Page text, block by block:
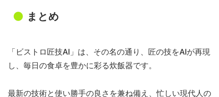
まとめ
「ビストロ匠技AI」は、その名の通り、匠の技をAIが再現
し、毎日の食卓を豊かに彩る炊飯器です。
最新の技術と使い勝手の良さを兼ね備え、忙しい現代人の